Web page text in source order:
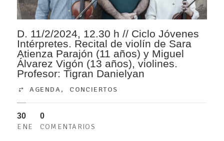
D. 11/2/2024, 12.30 h // Ciclo Jóvenes
Intérpretes. Recital de violín de Sara
Atienza Parajón (11 años) y Miguel
Álvarez Vigón (13 años), violines.
Profesor: Tigran Danielyan
AGENDA, CONCIERTOS
30
ENE
0
COMENTARIOS